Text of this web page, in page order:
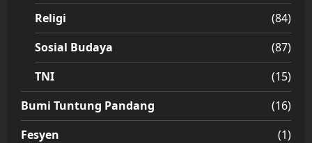
Religi
(84)
Sosial Budaya
(87)
TNI
(15)
Bumi Tuntung Pandang
(16)
Fesyen
(1)